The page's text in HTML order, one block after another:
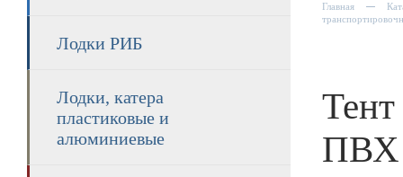
Лодки РИБ
Лодки, катера
пластиковые и
алюминиевые
Главная
ПВХ